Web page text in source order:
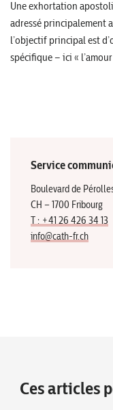
Une exhortation
adressé principalement
l’objectif principal est
spécifique – ici «
Service
Boulevard de
CH – 1700 Fribourg
T : +41 26 426 34 13
info@cath-fr.ch
Ces articles